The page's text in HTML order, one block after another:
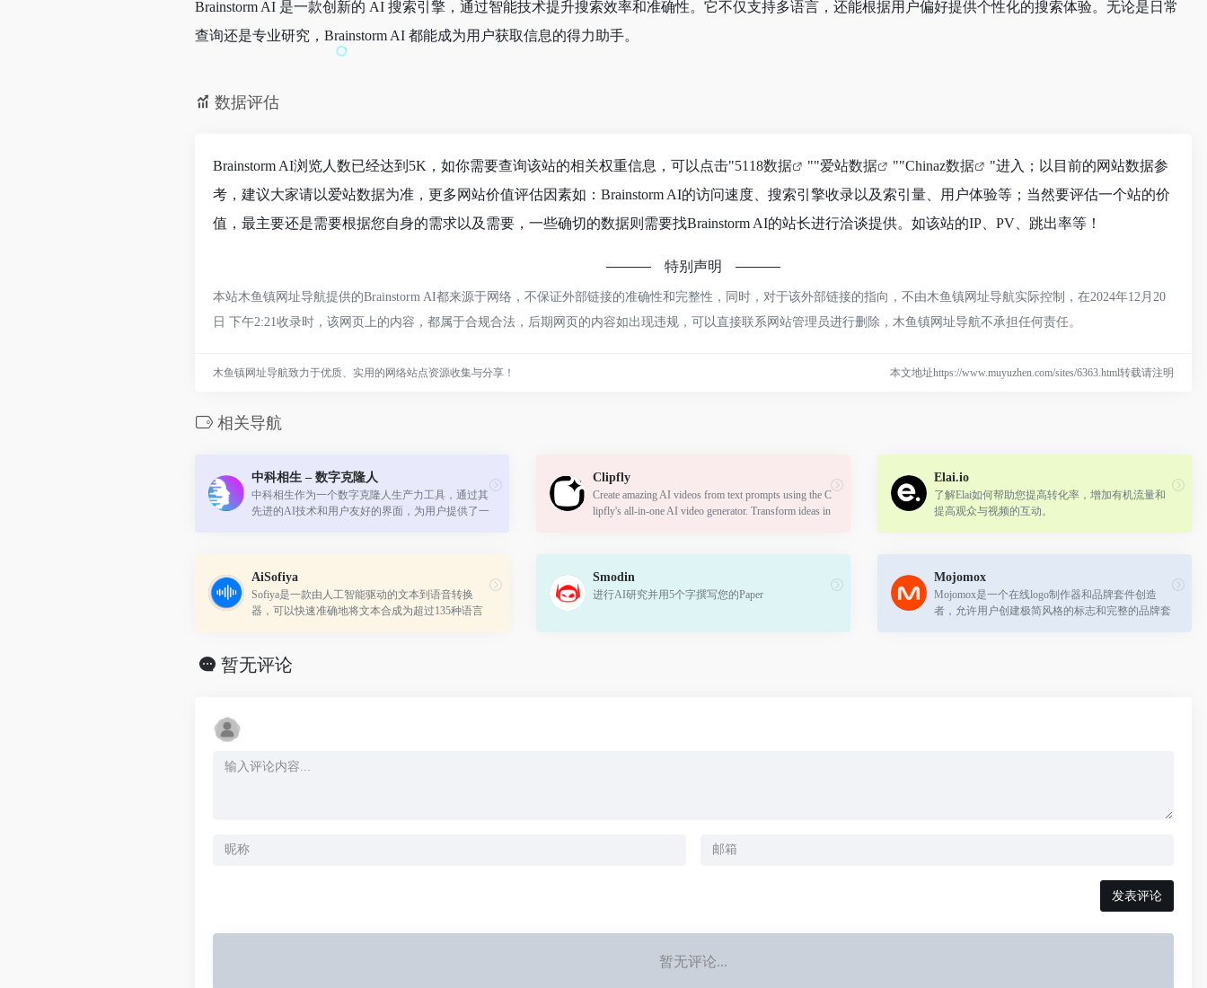
Brainstorm AI 是一款创新的 AI 搜索引擎，通过智能技术提升搜索效率和准确性。它不仅支持多语言，还能根据用户偏好提供个性化的搜索体验。无论是日常
查询还是专业研究，Brainstorm AI 都能成为用户获取信息的得力助手。
数据评估
Brainstorm AI浏览人数已经达到5K，如你需要查询该站的相关权重信息，可以点击"5118数据 ""爱站数据 ""Chinaz数据
"进入；以目前的网站数据参
考，建议大家请以爱站数据为准，更多网站价值评估因素如：Brainstorm AI的访问速度、搜索引擎收录以及索引量、用户体验等；当然要评估一个站的价
值，最主要还是需要根据您自身的需求以及需要，一些确切的数据则需要找Brainstorm AI的站长进行洽谈提供。如该站的IP、PV、跳出率等！
特别声明
本站木鱼镇网址导航提供的Brainstorm AI都来源于网络，不保证外部链接的准确性和完整性，同时，对于该外部链接的指向，不由木鱼镇网址导航实际控制，在2024年12月20
日 下午2:21收录时，该网页上的内容，都属于合规合法，后期网页的内容如出现违规，可以直接联系网站管理员进行删除，木鱼镇网址导航不承担任何责任。
木鱼镇网址导航致力于优质、实用的网络站点资源收集与分享！ 本文地址https://www.muyuzhen.com/sites/6363.html转载请注明
相关导航
中科相生 – 数字克隆人
中科相生作为一个数字克隆人生产力工具，通过其
先进的AI技术和用户友好的界面，为用户提供了一
Clipfly
Create amazing AI videos from text prompts using the C
lipfly's all-in-one AI video generator. Transform ideas in
Elai.io
了解Elai如何帮助您提高转化率，增加有机流量和
提高观众与视频的互动。
AiSofiya
Sofiya是一款由人工智能驱动的文本到语音转换
器，可以快速准确地将文本合成为超过135种语言
Smodin
进行AI研究并用5个字撰写您的Paper
Mojomox
Mojomox是一个在线logo制作器和品牌套件创造
者，允许用户创建极简风格的标志和完整的品牌套
暂无评论
发表评论
暂无评论...